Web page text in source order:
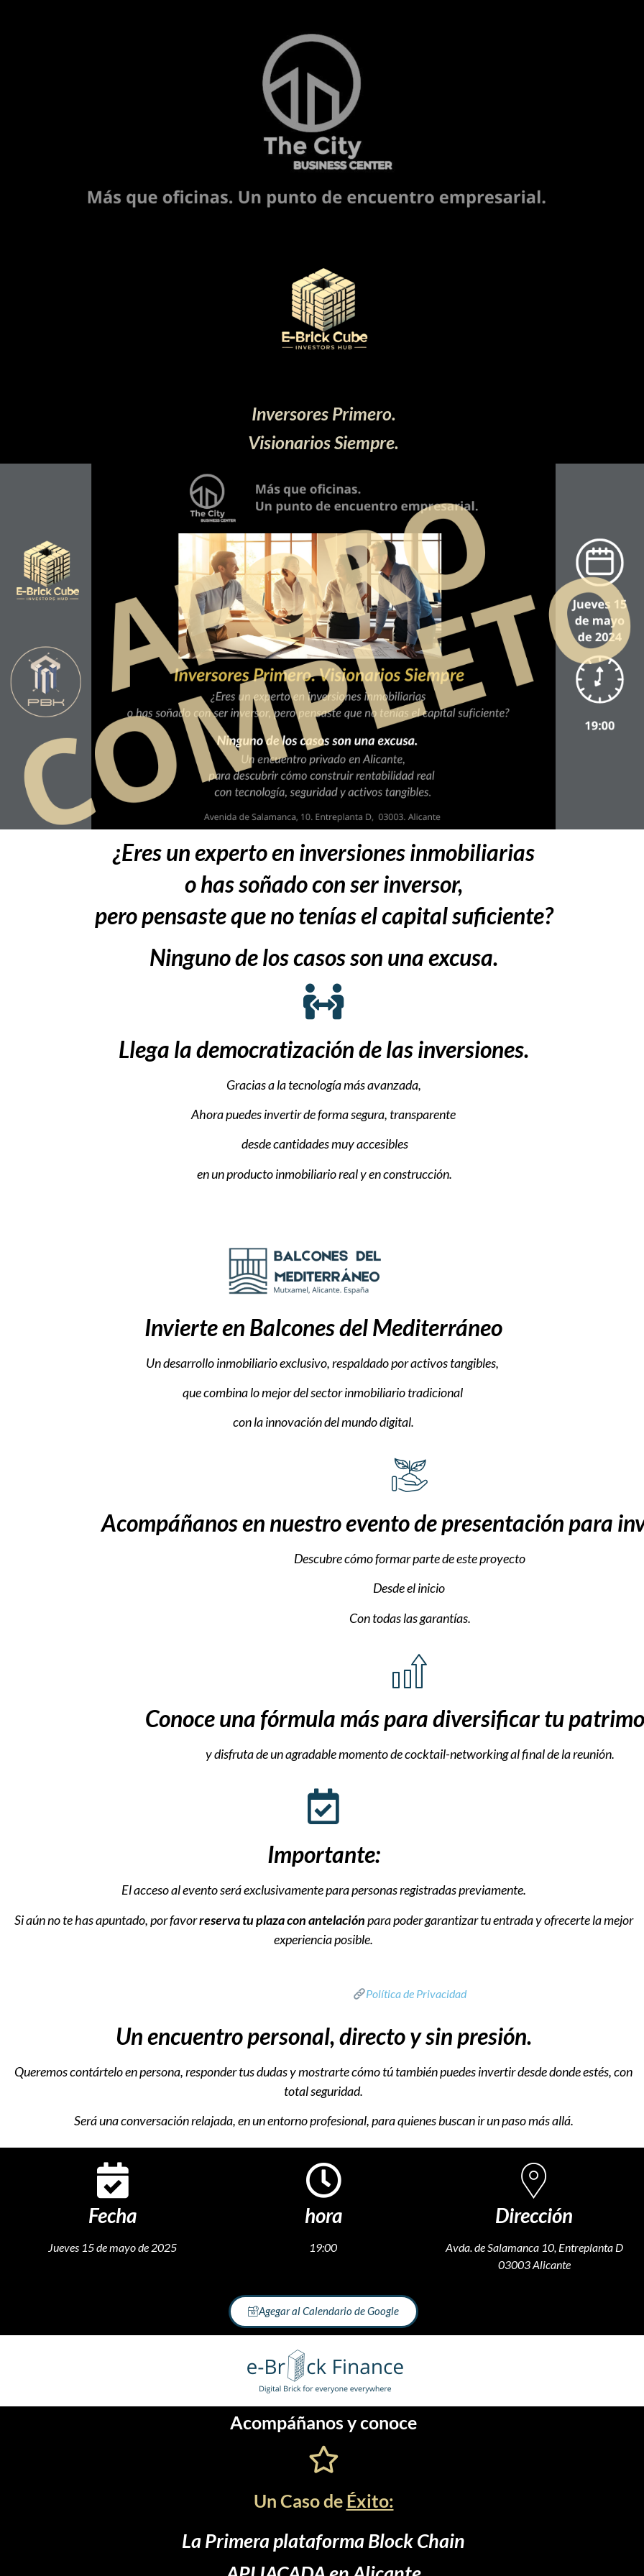
Inversores Primero.
Visionarios Siempre.
¿Eres un experto en inversiones inmobiliarias
o has soñado con ser inversor,
pero pensaste que no tenías el capital suficiente?
Ninguno de los casos son una excusa.
Llega la democratización de las inversiones.
Gracias a la tecnología más avanzada,
Ahora puedes invertir de forma segura, transparente
desde cantidades muy accesibles
en un producto inmobiliario real y en construcción.
Invierte en Balcones del Mediterráneo
Un desarrollo inmobiliario exclusivo, respaldado por activos tangibles,
que combina lo mejor del sector inmobiliario tradicional
con la innovación del mundo digital.
Acompáñanos en nuestro evento de presentación para
Descubre cómo formar parte de este proyecto
Desde el inicio
Con todas las garantías.
Conoce una fórmula más para diversificar tu
y disfruta de un agradable momento de cocktail-networking al final de la reunión.
Importante:
Elaccesoaleventoseráexclusivamenteparapersonasregistradaspreviamente.
Siaúnnotehasapuntado,porfavorreservatuplazaconantelaciónparapodergarantizartuentradayofrecertelamejor
experienciaposible.
Política de Privacidad
Un encuentro personal, directo y sin presión.
Queremoscontárteloenpersona,respondertusdudasymostrartecómotútambiénpuedesinvertirdesdedondeestés,con
totalseguridad.
Seráunaconversaciónrelajada,enunentornoprofesional,paraquienesbuscanirunpasomásallá.
Fecha
Jueves 15 de mayo de 2025
hora
19:00
Dirección
Avda. de Salamanca 10, Entreplanta D
03003 Alicante
Agegar al Calendario de Google
Acompáñanos y conoce
Un Caso de Éxito:
La Primera plataforma Block Chain